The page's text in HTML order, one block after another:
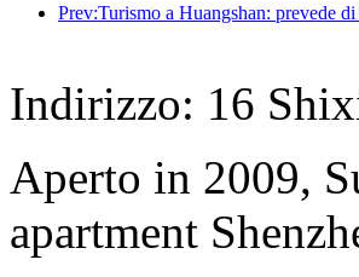
Indirizzo: 16
Aperto in 2009,
apartment